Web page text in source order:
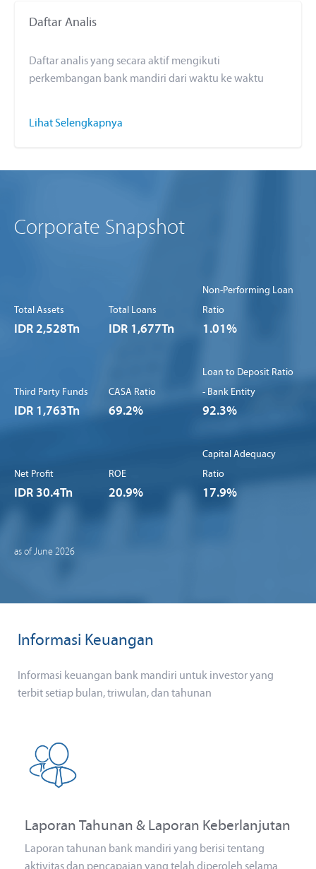
Daftar Analis
Daftar analis yang secara aktif mengikuti
perkembangan bank mandiri dari waktu ke waktu
Lihat Selengkapnya
Corporate Snapshot
Total Assets
IDR 2,528Tn
Total Loans
IDR 1,677Tn
Non-Performing Loan
Ratio
1.01%
Third Party Funds
IDR 1,763Tn
CASA Ratio
69.2%
Loan to Deposit Ratio
- Bank Entity
92.3%
Net Profit
IDR 30.4Tn
ROE
20.9%
Capital Adequacy
Ratio
17.9%
as of June 2026
Informasi Keuangan
Informasi keuangan bank mandiri untuk investor yang
terbit setiap bulan, triwulan, dan tahunan
Laporan Tahunan & Laporan Keberlanjutan
Laporan tahunan bank mandiri yang berisi tentang